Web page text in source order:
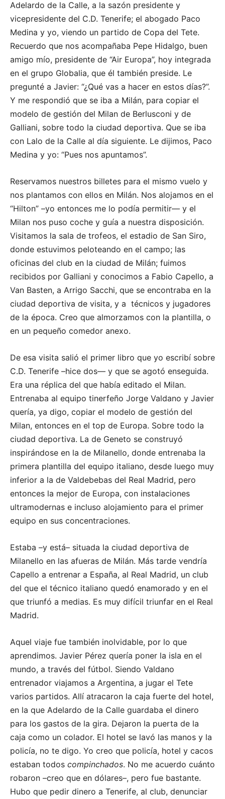
Adelardo de la Calle, a la sazón presidente y
vicepresidente del C.D. Tenerife; el abogado Paco
Medina y yo, viendo un partido de Copa del Tete.
Recuerdo que nos acompañaba Pepe Hidalgo, buen
amigo mío, presidente de “Air Europa”, hoy integrada
en el grupo Globalia, que él también preside. Le
pregunté a Javier: “¿Qué vas a hacer en estos días?”.
Y me respondió que se iba a Milán, para copiar el
modelo de gestión del Milan de Berlusconi y de
Galliani, sobre todo la ciudad deportiva. Que se iba
con Lalo de la Calle al día siguiente. Le dijimos, Paco
Medina y yo: “Pues nos apuntamos”.
Reservamos nuestros billetes para el mismo vuelo y
nos plantamos con ellos en Milán. Nos alojamos en el
“Hilton” –yo entonces me lo podía permitir— y el
Milan nos puso coche y guía a nuestra disposición.
Visitamos la sala de trofeos, el estadio de San Siro,
donde estuvimos peloteando en el campo; las
oficinas del club en la ciudad de Milán; fuimos
recibidos por Galliani y conocimos a Fabio Capello, a
Van Basten, a Arrigo Sacchi, que se encontraba en la
ciudad deportiva de visita, y a técnicos y jugadores
de la época. Creo que almorzamos con la plantilla, o
en un pequeño comedor anexo.
De esa visita salió el primer libro que yo escribí sobre
C.D. Tenerife –hice dos— y que se agotó enseguida.
Era una réplica del que había editado el Milan.
Entrenaba al equipo tinerfeño Jorge Valdano y Javier
quería, ya digo, copiar el modelo de gestión del
Milan, entonces en el top de Europa. Sobre todo la
ciudad deportiva. La de Geneto se construyó
inspirándose en la de Milanello, donde entrenaba la
primera plantilla del equipo italiano, desde luego muy
inferior a la de Valdebebas del Real Madrid, pero
entonces la mejor de Europa, con instalaciones
ultramodernas e incluso alojamiento para el primer
equipo en sus concentraciones.
Estaba –y está– situada la ciudad deportiva de
Milanello en las afueras de Milán. Más tarde vendría
Capello a entrenar a España, al Real Madrid, un club
del que el técnico italiano quedó enamorado y en el
que triunfó a medias. Es muy difícil triunfar en el Real
Madrid.
Aquel viaje fue también inolvidable, por lo que
aprendimos. Javier Pérez quería poner la isla en el
mundo, a través del fútbol. Siendo Valdano
entrenador viajamos a Argentina, a jugar el Tete
varios partidos. Allí atracaron la caja fuerte del hotel,
en la que Adelardo de la Calle guardaba el dinero
para los gastos de la gira. Dejaron la puerta de la
caja como un colador. El hotel se lavó las manos y la
policía, no te digo. Yo creo que policía, hotel y cacos
estaban todos compinchados. No me acuerdo cuánto
robaron –creo que en dólares–, pero fue bastante.
Hubo que pedir dinero a Tenerife, al club, denunciar